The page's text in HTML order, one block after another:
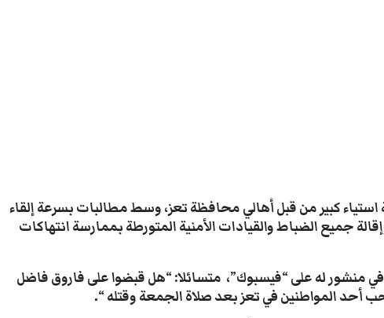
استياء كبير من قبل أهالي محافظة تعز، وسط مطالبات بسرعة إلقاء
جميع الضباط والقيادات الأمنية المتورطة بممارسة انتهاكات
منشور له على “فيسبوك”، متسائلا: “هل قبضوا على فاروق فاضل
أحد المواطنين في تعز بعد صلاة الجمعة وقتله “.